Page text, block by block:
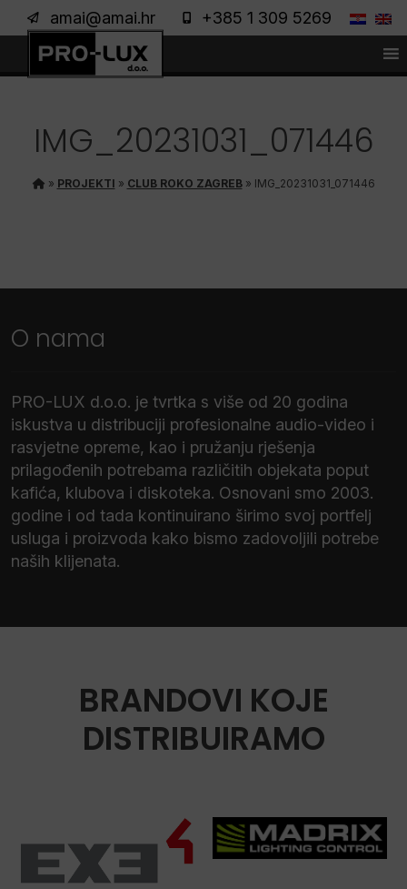
amai@amai.hr +385 1 309 5269
IMG_20231031_071446
» PROJEKTI » CLUB ROKO ZAGREB» IMG_20231031_071446
O nama
PRO-LUX d.o.o. je tvrtka s više od 20 godina
iskustva u distribuciji profesionalne audio-video i
rasvjetne opreme, kao i pružanju rješenja
prilagođenih potrebama različitih objekata poput
kafića, klubova i diskoteka. Osnovani smo 2003.
godine i od tada kontinuirano širimo svoj portfelj
usluga i proizvoda kako bismo zadovoljili potrebe
naših klijenata.
BRANDOVI KOJE
DISTRIBUIRAMO